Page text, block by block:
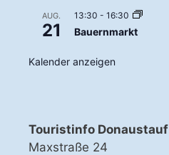
AUG.
21
13:30 - 16:30
Bauernmarkt
Kalender anzeigen
Touristinfo Donaustauf
Maxstraße 24